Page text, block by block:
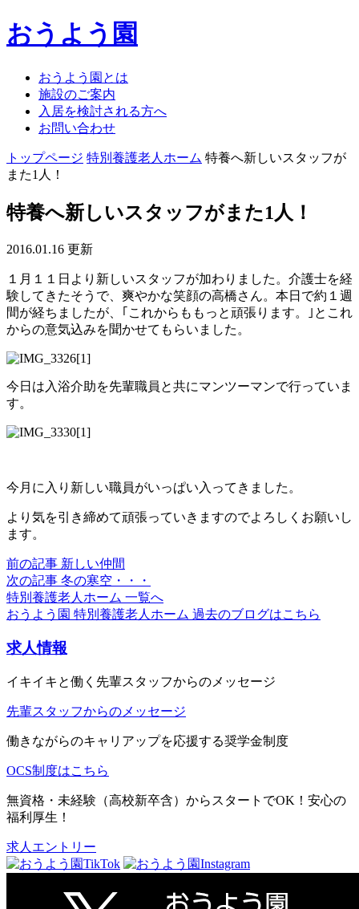
おうよう園
おうよう園とは
施設のご案内
入居を検討される方へ
お問い合わせ
トップページ 特別養護老人ホーム 特養へ新しいスタッフが
また1人！
特養へ新しいスタッフがまた1人！
2016.01.16 更新
１月１１日より新しいスタッフが加わりました。介護士を経
験してきたそうで、爽やかな笑顔の高橋さん。本日で約１週
間が経ちましたが、｢これからももっと頑張ります。｣とこれ
からの意気込みを聞かせてもらいました。
今日は入浴介助を先輩職員と共にマンツーマンで行っていま
す。
今月に入り新しい職員がいっぱい入ってきました。
より気を引き締めて頑張っていきますのでよろしくお願いし
ます。
前の記事 新しい仲間
次の記事 冬の寒空・・・
特別養護老人ホーム 一覧へ
おうよう園 特別養護老人ホーム 過去のブログはこちら
求人情報
イキイキと働く先輩スタッフからのメッセージ
先輩スタッフからのメッセージ
働きながらのキャリアップを応援する奨学金制度
OCS制度はこちら
無資格・未経験（高校新卒含）からスタートでOK！安心の
福利厚生！
求人エントリー